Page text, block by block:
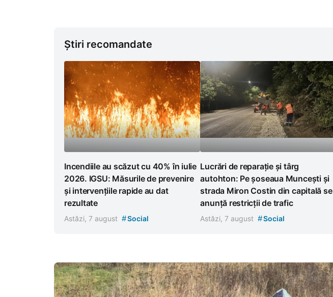
Știri recomandate
Incendiile au scăzut cu 40% în iulie
2026. IGSU: Măsurile de prevenire
și intervențiile rapide au dat
rezultate
Astăzi, 7 august #Social
Lucrări de reparație și târg
autohton: Pe șoseaua Muncești și
strada Miron Costin din capitală se
anunță restricții de trafic
Astăzi, 7 august #Social